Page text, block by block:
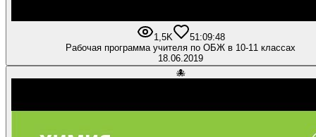
1,5K 51:09:48
Рабочая программа учителя по ОБЖ в 10-11 классах
18.06.2019
🐙